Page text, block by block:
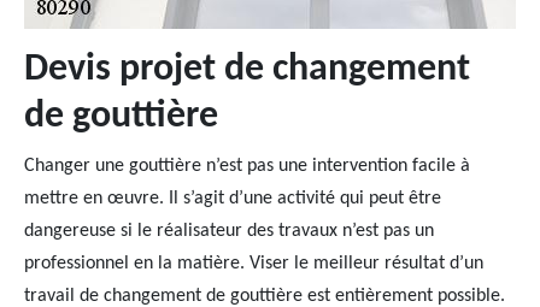
Devis projet de changement
de gouttière
Changer une gouttière n’est pas une intervention facile à
mettre en œuvre. Il s’agit d’une activité qui peut être
dangereuse si le réalisateur des travaux n’est pas un
professionnel en la matière. Viser le meilleur résultat d’un
travail de changement de gouttière est entièrement possible.